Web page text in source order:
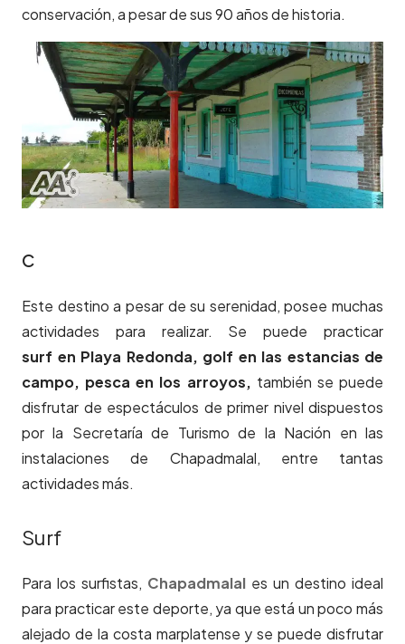
conservación, a pesar de sus 90 años de historia.
c
Este destino a pesar de su serenidad, posee muchas
actividades para realizar. Se puede practicar
surf en Playa Redonda, golf en las estancias de
campo, pesca en los arroyos, también se puede
disfrutar de espectáculos de primer nivel dispuestos
por la Secretaría de Turismo de la Nación en las
instalaciones de Chapadmalal, entre tantas
actividades más.
Surf
Para los surfistas, Chapadmalal es un destino ideal
para practicar este deporte, ya que está un poco más
alejado de la costa marplatense y se puede disfrutar